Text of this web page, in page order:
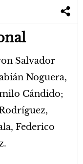
Salvador
Noguera,
Cándido;
Federico